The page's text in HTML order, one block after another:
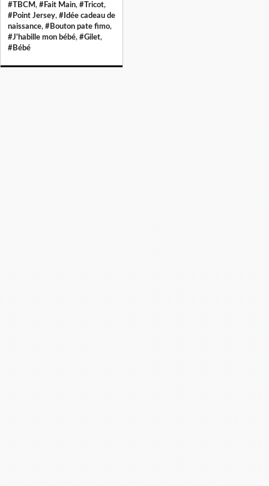
#TBCM, #Fait Main, #Tricot,
#Point Jersey, #Idée cadeau de
naissance, #Bouton pate fimo,
#J'habille mon bébé, #Gilet,
#Bébé